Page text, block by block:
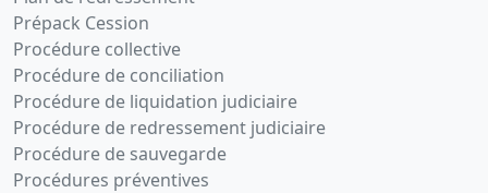
Prépack Cession
Procédure collective
Procédure de conciliation
Procédure de liquidation judiciaire
Procédure de redressement judiciaire
Procédure de sauvegarde
Procédures préventives